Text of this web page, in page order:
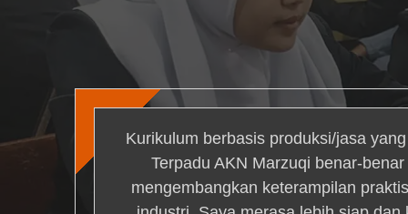
Kurikulum berbasis produksi/jasa
Terpadu AKN Marzuqi benar-
mengembangkan keterampilan